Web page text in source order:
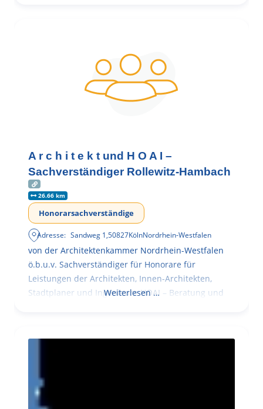
A r c h i t e k t und H O A I –
Sachverständiger Rollewitz-Hambach
26.66 km
Honorarsachverständige
Adresse: Sandweg 1,50827KölnNordrhein-Westfalen
von der Architektenkammer Nordrhein-Westfalen
ö.b.u.v. Sachverständiger für Honorare für
Leistungen der Architekten, Innen-Architekten,
Stadtplaner und Ingenieure HOAI – Beratung und
Weiterlesen …